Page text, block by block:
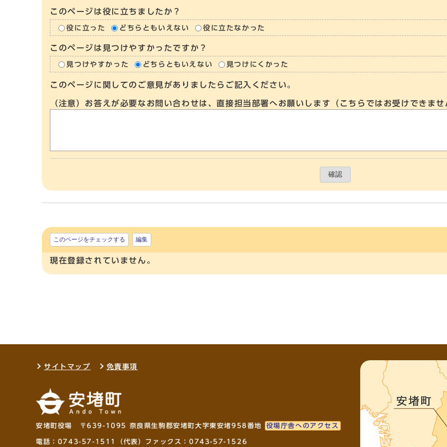
このページは役に立ちましたか？
役に立った どちらともいえない 役に立たなかった
このページは見つけやすかったですか？
見つけやすかった どちらともいえない 見つけにくかった
このページに関してのご意見がありましたらご記入ください。
（注意）お答えが必要なお問い合わせは、直接担当部署へお願いします（こちらではお受けできま
確認
このページをチェックする 編集
現在登録されていません。
サイトマップ 免責事項
安堵町役場 〒639-1095 奈良県生駒郡安堵町大字東安堵958番地 役場庁舎へのアクセス
電話： 0743-57-1511 （代表）ファックス：0743-57-1526